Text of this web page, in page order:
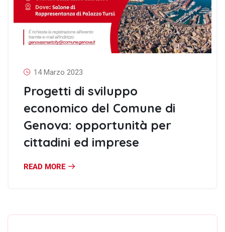
14 Marzo 2023
Progetti di sviluppo
economico del Comune di
Genova: opportunità per
cittadini ed imprese
READ MORE